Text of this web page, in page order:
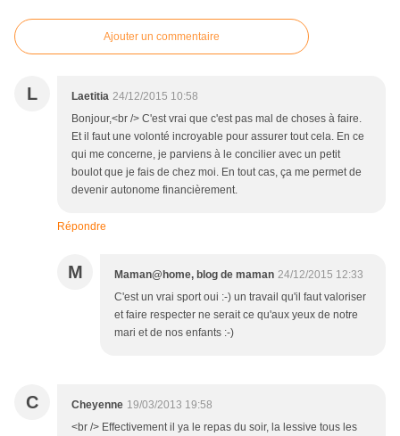
Ajouter un commentaire
L Laetitia 24/12/2015 10:58
Bonjour,<br /> C'est vrai que c'est pas mal de choses à faire.
Et il faut une volonté incroyable pour assurer tout cela. En ce
qui me concerne, je parviens à le concilier avec un petit
boulot que je fais de chez moi. En tout cas, ça me permet de
devenir autonome financièrement.
Répondre
M Maman@home, blog de maman 24/12/2015 12:33
C'est un vrai sport oui :-) un travail qu'il faut valoriser
et faire respecter ne serait ce qu'aux yeux de notre
mari et de nos enfants :-)
C Cheyenne 19/03/2013 19:58
<br /> Effectivement il ya le repas du soir, la lessive tous les